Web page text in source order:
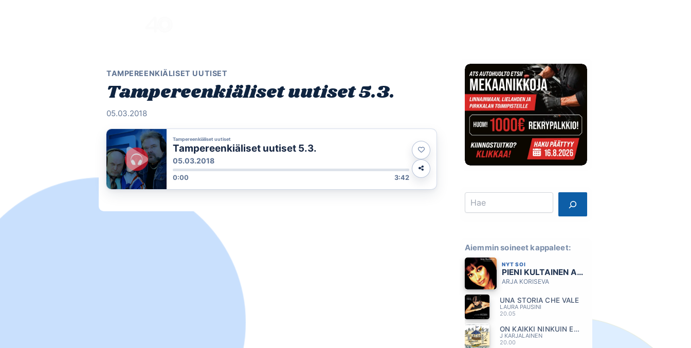
TAMPEREENKIÄLISET UUTISET
Tampereenkiäliset uutiset 5.3.
05.03.2018
Tampereenkiäliset uutiset
Tampereenkiäliset uutiset 5.3.
05.03.2018
0:00 3:42
Search
Aiemmin soineet kappaleet:
NYT SOI
PIENI KULTAINEN AVAIN
ARJA KORISEVA
UNA STORIA CHE VALE
LAURA PAUSINI
20.05
ON KAIKKI NINKUIN ENNENKIN
J KARJALAINEN
20.00